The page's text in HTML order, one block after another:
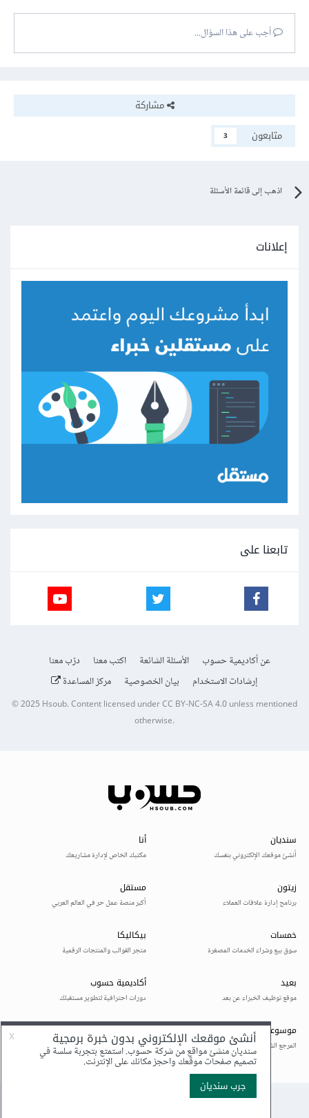
أجب على هذا السؤال...
مشاركة
متابعون
3
اذهب إلى قائمة الأسئلة
إعلانات
تابعنا على
عن أكاديمية حسوب الأسئلة الشائعة اكتب معنا
درّب معنا
إرشادات الاستخدام
بيان الخصوصية مركز المساعدة
© 2025Hsoub.Content licensed underCC BY-NC-SA 4.0unless mentioned
otherwise.